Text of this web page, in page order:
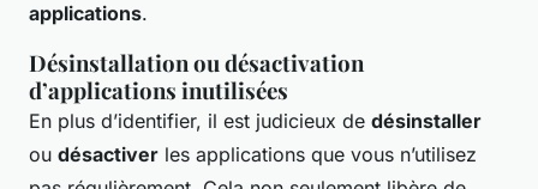
applications.
Désinstallation ou désactivation
d’applications inutilisées
En plus d’identifier, il est judicieux de désinstaller
ou désactiver les applications que vous n’utilisez